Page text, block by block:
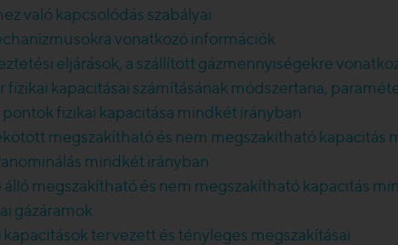
való kapcsolódás szabályai
vonatkozó információk
eljárások, a szállított gázmennyiségekre
fizikai kapacitásai számításának módszertana,
pontok fizikai kapacitása mindkét irányban
megszakítható és nem megszakítható kapacitás
mindkét irányban
álló megszakítható és nem megszakítható kapacitás
gázáramok
kapacitások tervezett és tényleges megszakításai